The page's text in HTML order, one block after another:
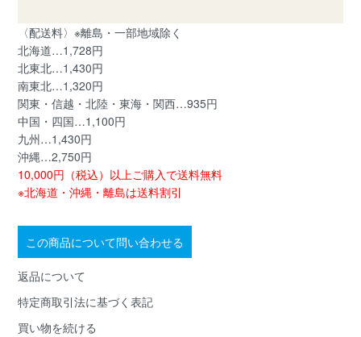
〈配送料〉※離島・一部地域除く
北海道…1,728円
北東北…1,430円
南東北…1,320円
関東・信越・北陸・東海・関西…935円
中国・四国…1,100円
九州…1,430円
沖縄…2,750円
10,000円（税込）以上ご購入で送料無料
※北海道・沖縄・離島は送料割引
この商品について問い合わせる
返品について
特定商取引法に基づく表記
買い物を続ける